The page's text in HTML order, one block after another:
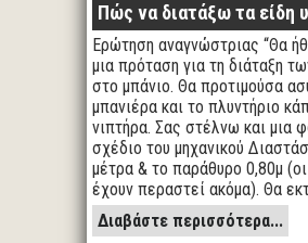
Πώς να διατάξω τα είδη
Ερώτηση αναγνώστριας “Θα
μια πρόταση για τη διάταξη
στο μπάνιο. Θα προτιμούσα
μπανιέρα και το πλυντήριο
νιπτήρα. Σας στέλνω και μια
σχέδιο του μηχανικού
μέτρα & το παράθυρο 0,80μ
έχουν περαστεί ακόμα). Θα
Διαβάστε περισσότερα...